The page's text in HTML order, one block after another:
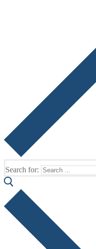
Search for: